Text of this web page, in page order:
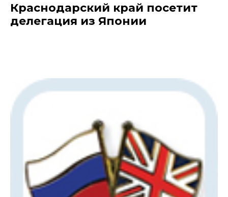
Краснодарский край посетит
делегация из Японии